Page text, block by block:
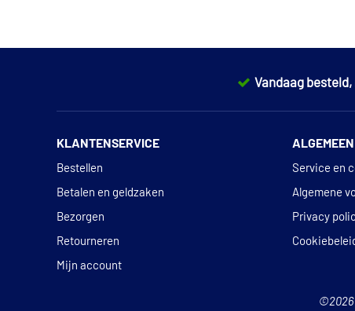
Vandaag besteld,
KLANTENSERVICE
Bestellen
Betalen en geldzaken
Bezorgen
Retourneren
Mijn account
ALGEMEEN
Service en
Algemene
Privacy
©2026